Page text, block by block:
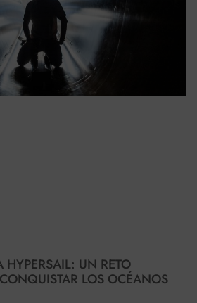
HYPERSAIL: UN RETO
LOS OCÉANOS